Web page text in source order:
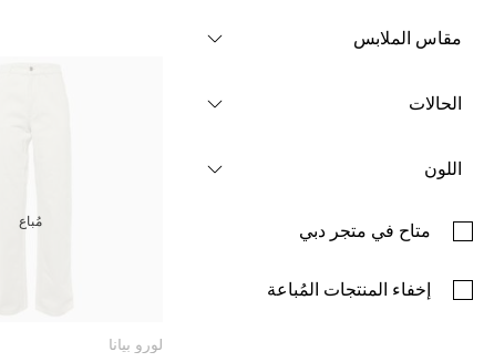
مقاس الملابس
الحالات
اللون
متاح في متجر دبي
إخفاء المنتجات المُباعة
لورو بيانا
مُباع